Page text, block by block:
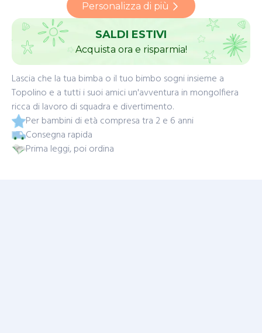
Personalizza di più
SALDI ESTIVI
Acquista ora e risparmia!
Lascia che la tua bimba o il tuo bimbo sogni insieme a
Topolino e a tutti i suoi amici un'avventura in mongolfiera
ricca di lavoro di squadra e divertimento.
Per bambini di età compresa tra 2 e 6 anni
Consegna rapida
Prima leggi, poi ordina